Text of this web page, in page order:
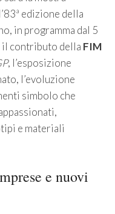
edizione della
in programma dal 5
il contributo della FIM
, l’esposizione
l’evoluzione
simbolo che
e materiali
e nuovi